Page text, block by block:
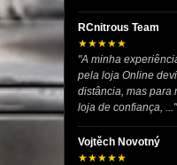
RCnitrous Team
★★★★★
"A minha
pela loja Online
distância, mas para
loja de confiança, ..."
Vojtěch Novotný
★★★★★